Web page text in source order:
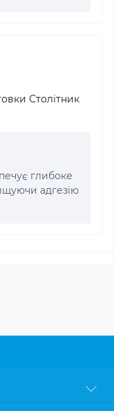
Столітник
глибоке
адгезію